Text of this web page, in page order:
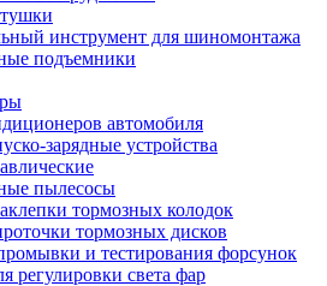
инструмент для шиномонтажа
подъемники
автомобиля
зарядные устройства
пылесосы
тормозных колодок
тормозных дисков
и тестирования форсунок
регулировки света фар